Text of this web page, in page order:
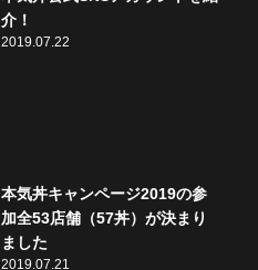
介！
2019.07.22
本気丼キャンページ2019の参
加全53店舗（57丼）が決まり
ました
2019.07.21